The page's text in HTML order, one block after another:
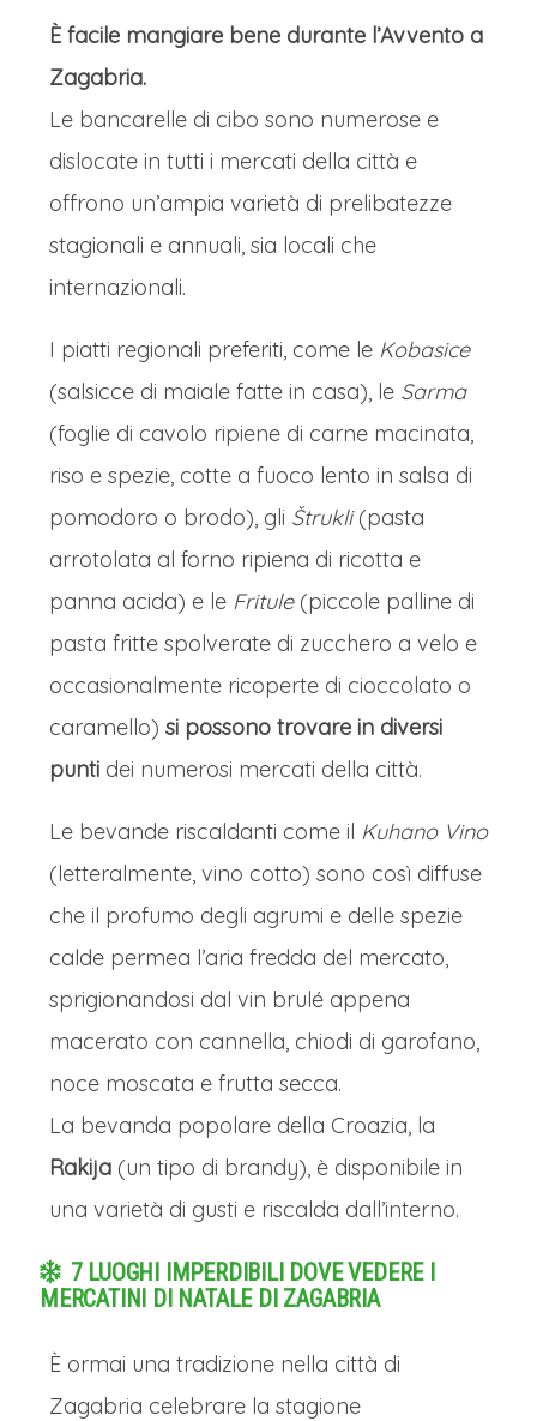
È facile mangiare bene durante l’Avvento a
Zagabria.
Le bancarelle di cibo sono numerose e
dislocate in tutti i mercati della città e
offrono un’ampia varietà di prelibatezze
stagionali e annuali, sia locali che
internazionali.
I piatti regionali preferiti, come le Kobasice
(salsicce di maiale fatte in casa), le Sarma
(foglie di cavolo ripiene di carne macinata,
riso e spezie, cotte a fuoco lento in salsa di
pomodoro o brodo), gli Štrukli(pasta
arrotolata al forno ripiena di ricotta e
panna acida) e le Fritule(piccole palline di
pasta fritte spolverate di zucchero a velo e
occasionalmente ricoperte di cioccolato o
caramello) si possono trovare in diversi
punti dei numerosi mercati della città.
Le bevande riscaldanti come il Kuhano Vino
(letteralmente, vino cotto) sono così diffuse
che il profumo degli agrumi e delle spezie
calde permea l’aria fredda del mercato,
sprigionandosi dal vin brulé appena
macerato con cannella, chiodi di garofano,
noce moscata e frutta secca.
La bevanda popolare della Croazia, la
Rakija (un tipo di brandy), è disponibile in
una varietà di gusti e riscalda dall’interno.
7 LUOGHI IMPERDIBILI DOVE VEDERE I
MERCATINI DI NATALE DI ZAGABRIA
È ormai una tradizione nella città di
Zagabria celebrare la stagione